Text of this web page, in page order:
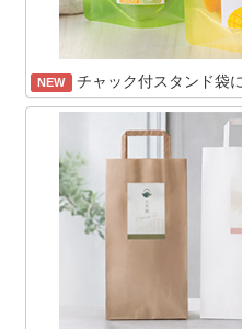
NEW チャック付スタンド袋